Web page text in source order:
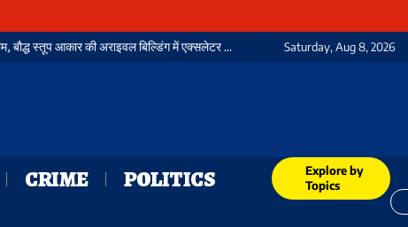
गया जंक्शन पर यात्री सुविधाओं में जुड़ा एक और नया आयाम, बौद्ध स्तूप आकार की अराइवल बिल्डिंग में एक्सलेटर का शुभारंभ Saturday, Aug 8, 2026
CRIME
POLITICS
Explore by
Topics